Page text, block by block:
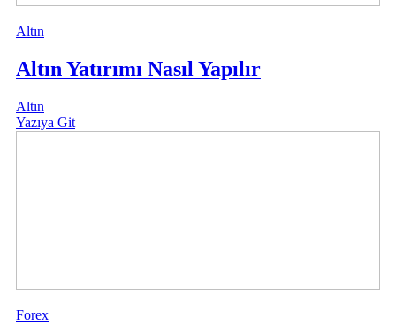
Altın
Altın Yatırımı Nasıl Yapılır
Altın
Yazıya Git
Forex